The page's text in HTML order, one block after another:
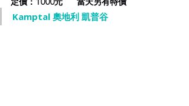
Kamptal 奧地利 凱普谷